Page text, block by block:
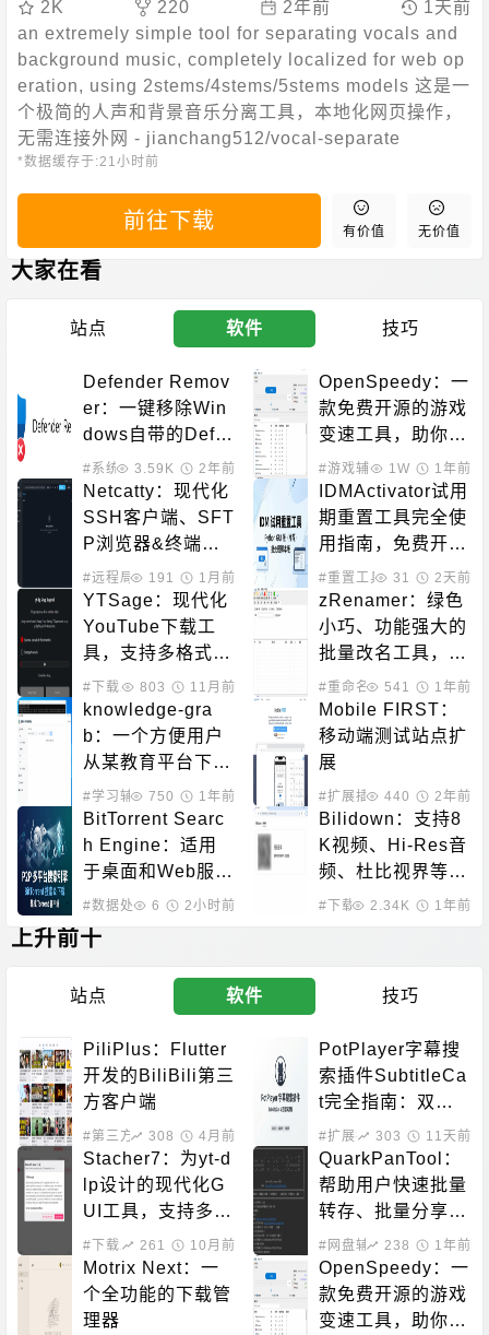
2K 220 2年前
1天前
an extremely simple tool for separating vocals and
background music, completely localized for web op
eration, using 2stems/4stems/5stems models 这是一
个极简的人声和背景音乐分离工具，本地化网页操作，
无需连接外网 - jianchang512/vocal-separate
*数据缓存于: 21小时前
前往下载 有价值 无价值
大家在看
站点 软件 技巧
Defender Remov
er：一键移除Win
dows自带的Defe
nder程序
#系统增强3.59K 2年前
OpenSpeedy：一
款免费开源的游戏
变速工具，助你突
破游戏原本的帧率
限制
#游戏辅助 1W 1年前
Netcatty：现代化
SSH客户端、SFT
P浏览器&终端管
理器
#远程局域 #服务器管理
191 1月前
IDMActivator试用
期重置工具完全使
用指南，免费开源
激活方案
#重置工具 #下载工具
31 2天前
YTSage：现代化
YouTube下载工
具，支持多格式与
高清视频下载
#下载工具803 11月前
zRenamer：绿色
小巧、功能强大的
批量改名工具，支
持文本替换、正则
表达式、序号添加
等
#重命名工具
541 1年前
knowledge-gra
b：一个方便用户
从某教育平台下载
资料的软件
#学习辅助 750 1年前
Mobile FIRST：
移动端测试站点扩
展
#扩展插件440 2年前
BitTorrent Searc
h Engine：适用
于桌面和Web服务
器的BitTorrent P2
P多平台搜索引擎
#数据处理 6 2小时前
Bilidown：支持8
K视频、Hi-Res音
频、杜比视界等功
能的哔哩哔哩视频
#下载工具2.34K 1年前
上升前十
站点 软件 技巧
PiliPlus：Flutter
开发的BiliBili第三
方客户端
#第三方客户端
308 4月前
PotPlayer字幕搜
索插件SubtitleCa
t完全指南：双源
字幕下载、自动匹
配、90语言支持
#扩展插件 #系统增强
303 11天前
Stacher7：为yt-d
lp设计的现代化G
UI工具，支持多平
台
#下载工具261 10月前
QuarkPanTool：
帮助用户快速批量
转存、批量分享、
批量下载的开源工
具
#网盘辅助 238 1年前
Motrix Next：一
个全功能的下载管
理器
OpenSpeedy：一
款免费开源的游戏
变速工具，助你突